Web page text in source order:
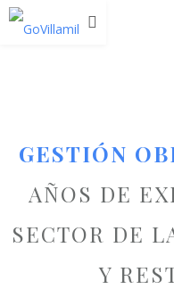
GESTIÓN
AÑOS DE
SECTOR DE
Y